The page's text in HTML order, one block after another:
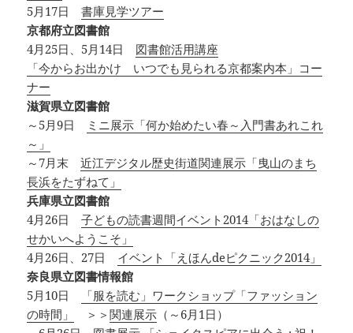
5月17日書庫見学ツアー
京都府立図書館
4月25日、5月14日 図書館活用講座
「今からお出かけ いつでも見られる京都案内本」コー
ナー
滋賀県立図書館
～5月9日
ミニ展示「何か始めたい春～入門書あれこれ
～」
～7月末近江デジタル歴史街道関連展示「曳山のまち
長浜をたずねて」
兵庫県立図書館
4月26日子どもの読書週間イベント2014「おはなしの
せかいへようこそ」
4月26日、27日 イベント「えほんdeピクニック2014」
奈良県立図書情報館
5月10日
「服を読む」ワークショップ「ファッション
の時間」
＞＞関連展示 （～6月1日）